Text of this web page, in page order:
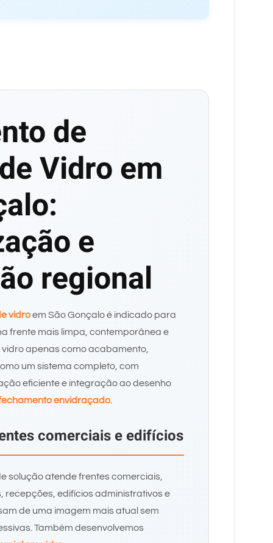
de
Vidro em
e
regional
vidroem São Gonçalo é indicado para
frente mais limpa, contemporânea e
apenas como acabamento,
um sistema completo, com
eficiente e integração ao desenho
envidraçado
comerciais e edifícios
solução atende frentes comerciais,
recepções, edifícios administrativos e
de uma imagem mais atual sem
Também desenvolvemos